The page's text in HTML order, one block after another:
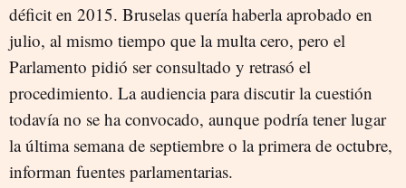
déficit en 2015. Bruselas quería haberla aprobado en
julio, al mismo tiempo que la multa cero, pero el
Parlamento pidió ser consultado y retrasó el
procedimiento. La audiencia para discutir la cuestión
todavía no se ha convocado, aunque podría tener lugar
la última semana de septiembre o la primera de octubre,
informan fuentes parlamentarias.